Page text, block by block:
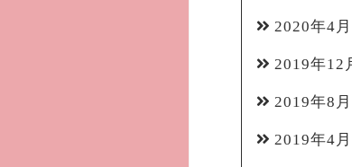
2020年4月
2019年12
2019年8月
2019年4月